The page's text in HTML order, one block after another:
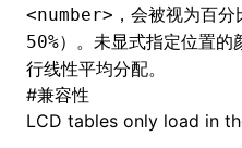
<number> ，会被视为百
50%）。未显式指定位置
行线性平均分配。
#兼容性
LCD tables only load in